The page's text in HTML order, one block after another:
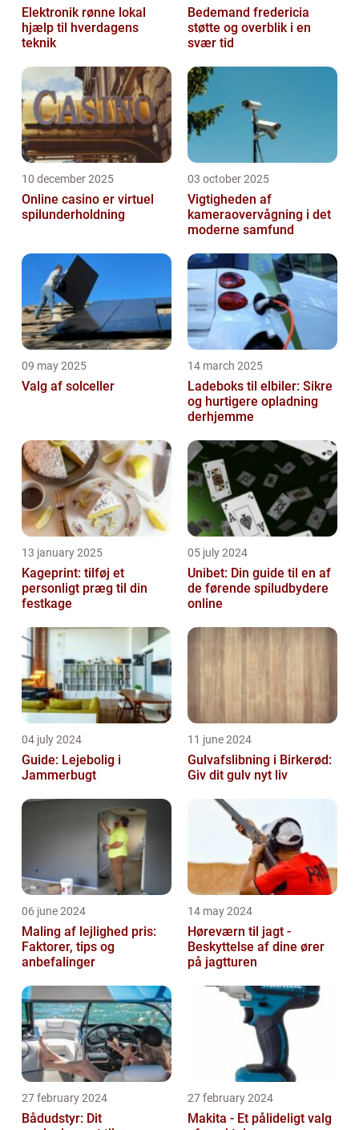
Elektronik rønne lokal
hjælp til hverdagens
teknik
Bedemand fredericia
støtte og overblik i en
svær tid
10 december 2025
Online casino er virtuel
spilunderholdning
03 october 2025
Vigtigheden af
kameraovervågning i det
moderne samfund
09 may 2025
Valg af solceller
14 march 2025
Ladeboks til elbiler: Sikre
og hurtigere opladning
derhjemme
13 january 2025
Kageprint: tilføj et
personligt præg til din
festkage
05 july 2024
Unibet: Din guide til en af
de førende spiludbydere
online
04 july 2024
Guide: Lejebolig i
Jammerbugt
11 june 2024
Gulvafslibning i Birkerød:
Giv dit gulv nyt liv
06 june 2024
Maling af lejlighed pris:
Faktorer, tips og
anbefalinger
14 may 2024
Høreværn til jagt -
Beskyttelse af dine ører
på jagtturen
27 february 2024
Bådudstyr: Dit
27 february 2024
Makita - Et pålideligt valg